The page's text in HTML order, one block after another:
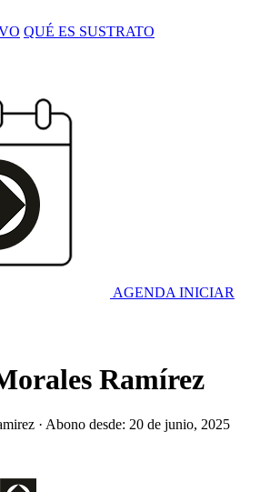
QUÉ ES SUSTRATO
AGENDA INICIAR
Ramírez
· Abono desde: 20 de junio, 2025